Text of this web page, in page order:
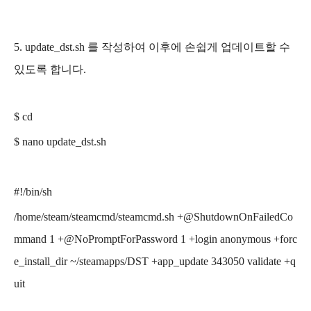
5. update_dst.sh 를 작성하여 이후에 손쉽게 업데이트할 수
있도록 합니다.
$ cd
$ nano update_dst.sh
#!/bin/sh
/home/steam/steamcmd/steamcmd.sh +@ShutdownOnFailedCo
mmand 1 +@NoPromptForPassword 1 +login anonymous +forc
e_install_dir ~/steamapps/DST +app_update 343050 validate +q
uit